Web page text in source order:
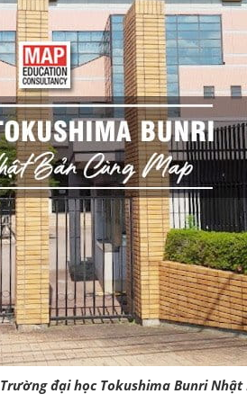
Trường đại học Tokushima Bunri Nhật